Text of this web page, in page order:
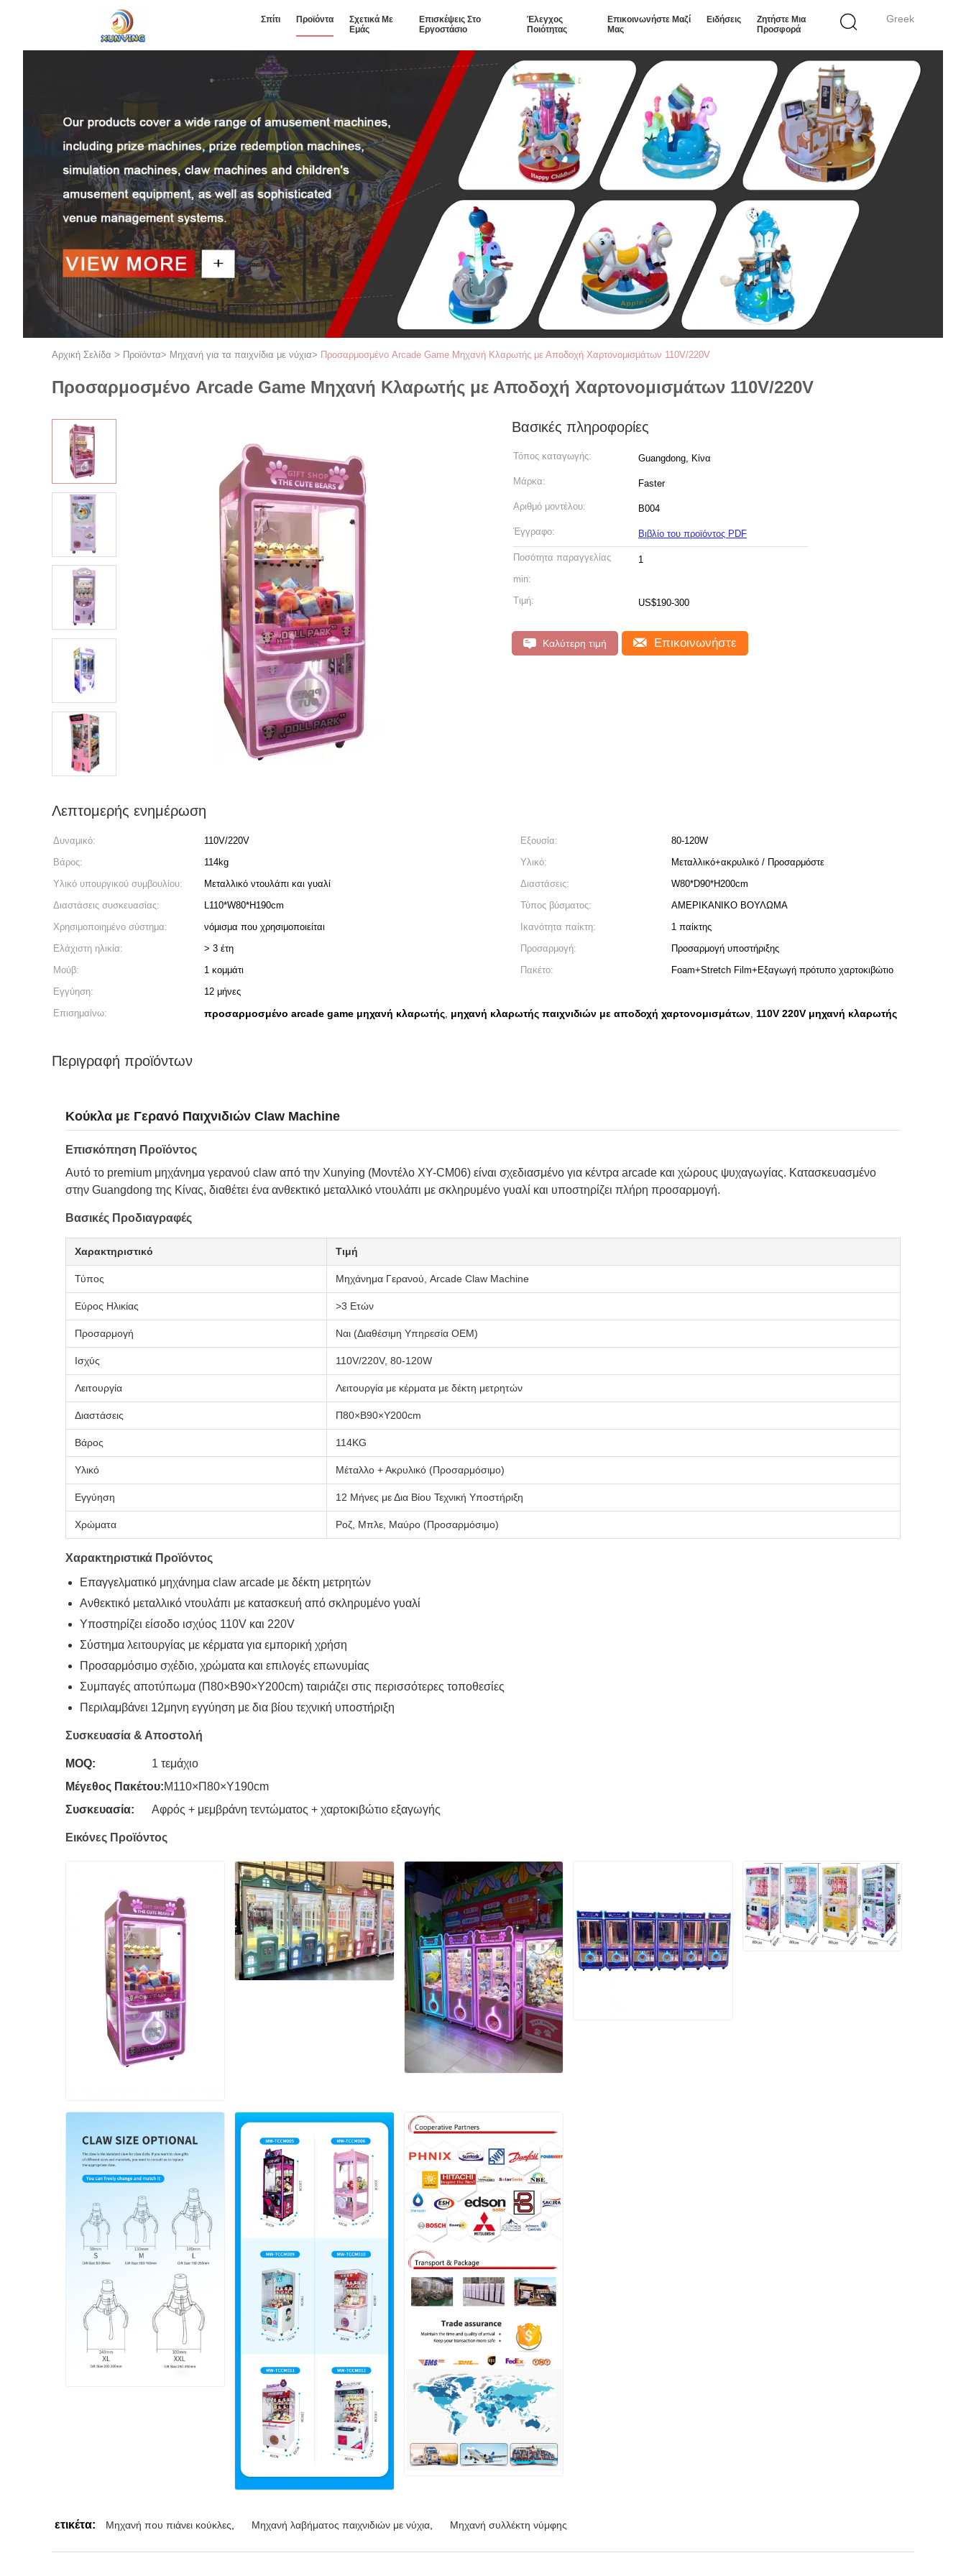
Greek
Σπίτι Προϊόντα
Σχετικά Με
Εμάς
Επισκέψεις Στο
Εργοστάσιο
Έλεγχος
Ποιότητας
Επικοινωνήστε Μαζί
Μας
Ειδήσεις
Ζητήστε Μια
Προσφορά
Αρχική Σελίδα > Προϊόντα> Μηχανή για τα παιχνίδια με νύχια> Προσαρμοσμένο Arcade Game Μηχανή Κλαρωτής με Αποδοχή Χαρτονομισμάτων 110V/220V
Προσαρμοσμένο Arcade Game Μηχανή Κλαρωτής με Αποδοχή Χαρτονομισμάτων 110V/220V
Βασικές πληροφορίες
Τόπος καταγωγής: Guangdong, Κίνα
Μάρκα: Faster
Αριθμό μοντέλου: B004
Έγγραφο: Βιβλίο του προϊόντος PDF
Ποσότητα παραγγελίας
min:
1
Τιμή: US$190-300
Καλύτερη τιμή Επικοινωνήστε
Λεπτομερής ενημέρωση
Δυναμικό: 110V/220V Εξουσία:
80-120W
Βάρος:
114kg Υλικό:
Μεταλλικό+ακρυλικό / Προσαρμόστε
Υλικό υπουργικού συμβουλίου:
Μεταλλικό ντουλάπι και γυαλί Διαστάσεις:
W80*D90*H200cm
Διαστάσεις συσκευασίας:
L110*W80*H190cm Τύπος βύσματος:
ΑΜΕΡΙΚΑΝΙΚΟ ΒΟΥΛΩΜΑ
Χρησιμοποιημένο σύστημα:
νόμισμα που χρησιμοποιείται Ικανότητα παίκτη:
1 παίκτης
Ελάχιστη ηλικία:
> 3 έτη Προσαρμογή:
Προσαρμογή υποστήριξης
Μούβ:
1 κομμάτι Πακέτο:
Foam+Stretch Film+Εξαγωγή πρότυπο χαρτοκιβώτιο
Εγγύηση:
12 μήνες
Επισημαίνω:
προσαρμοσμένο arcade game μηχανή κλαρωτής, μηχανή κλαρωτής παιχνιδιών με αποδοχή χαρτονομισμάτων, 110V 220V μηχανή κλαρωτής
Περιγραφή προϊόντων
Κούκλα με Γερανό Παιχνιδιών Claw Machine
Επισκόπηση Προϊόντος
Αυτό το premium μηχάνημα γερανού claw από την Xunying (Μοντέλο XY-CM06) είναι σχεδιασμένο για κέντρα arcade και χώρους ψυχαγωγίας. Κατασκευασμένο
στην Guangdong της Κίνας, διαθέτει ένα ανθεκτικό μεταλλικό ντουλάπι με σκληρυμένο γυαλί και υποστηρίζει πλήρη προσαρμογή.
Βασικές Προδιαγραφές
Χαρακτηριστικό Τιμή
Τύπος Μηχάνημα Γερανού, Arcade Claw Machine
Εύρος Ηλικίας >3 Ετών
Προσαρμογή Ναι (Διαθέσιμη Υπηρεσία OEM)
Ισχύς 110V/220V, 80-120W
Λειτουργία Λειτουργία με κέρματα με δέκτη μετρητών
Διαστάσεις Π80×Β90×Υ200cm
Βάρος 114KG
Υλικό Μέταλλο + Ακρυλικό (Προσαρμόσιμο)
Εγγύηση 12 Μήνες με Δια Βίου Τεχνική Υποστήριξη
Χρώματα Ροζ, Μπλε, Μαύρο (Προσαρμόσιμο)
Χαρακτηριστικά Προϊόντος
Επαγγελματικό μηχάνημα claw arcade με δέκτη μετρητών
Ανθεκτικό μεταλλικό ντουλάπι με κατασκευή από σκληρυμένο γυαλί
Υποστηρίζει είσοδο ισχύος 110V και 220V
Σύστημα λειτουργίας με κέρματα για εμπορική χρήση
Προσαρμόσιμο σχέδιο, χρώματα και επιλογές επωνυμίας
Συμπαγές αποτύπωμα (Π80×Β90×Υ200cm) ταιριάζει στις περισσότερες τοποθεσίες
Περιλαμβάνει 12μηνη εγγύηση με δια βίου τεχνική υποστήριξη
Συσκευασία & Αποστολή
MOQ:
1 τεμάχιο
Μέγεθος Πακέτου:Μ110×Π80×Υ190cm
Συσκευασία:
Αφρός + μεμβράνη τεντώματος + χαρτοκιβώτιο εξαγωγής
Εικόνες Προϊόντος
ετικέτα: Μηχανή που πιάνει κούκλες, Μηχανή λαβήματος παιχνιδιών με νύχια, Μηχανή συλλέκτη νύμφης